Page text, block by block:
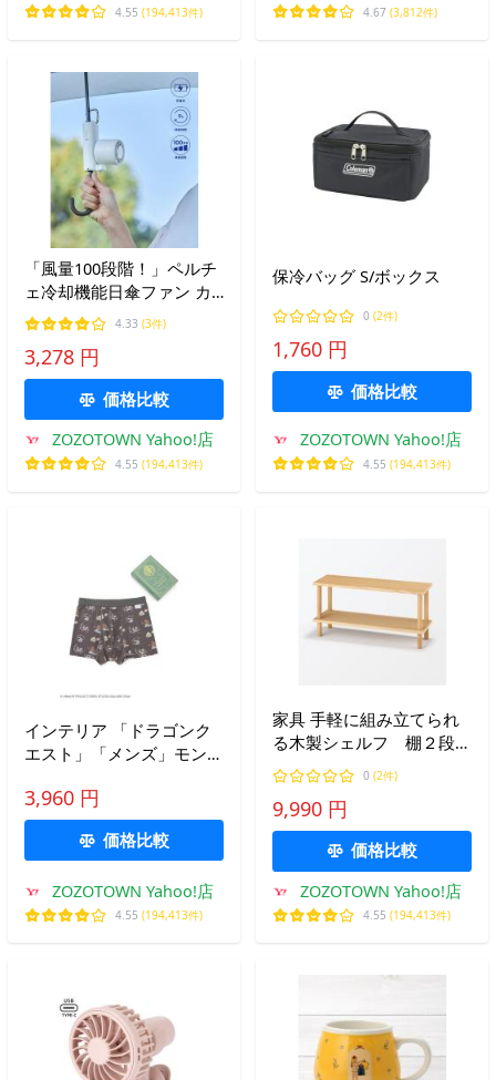
4.55 (194,413件) 4.67 (3,812件)
「風量100段階！」ペルチ
ェ冷却機能日傘ファン カ
ラビナ付
4.33 (3件)
3,278 円
価格比較
ZOZOTOWN Yahoo!店
4.55 (194,413件)
保冷バッグ S/ボックス
0 (2件)
1,760 円
価格比較
ZOZOTOWN Yahoo!店
4.55 (194,413件)
インテリア 「ドラゴンク
エスト」「メンズ」モンス
BOX付き
3,960 円
価格比較
ZOZOTOWN Yahoo!店
4.55 (194,413件)
家具 手軽に組み立てられ
る木製シェルフ 棚２段
オーク材突板 約幅８８×
奥行２８．２×高さ４３．
１ｃｍ
0 (2件)
9,990 円
価格比較
ZOZOTOWN Yahoo!店
4.55 (194,413件)